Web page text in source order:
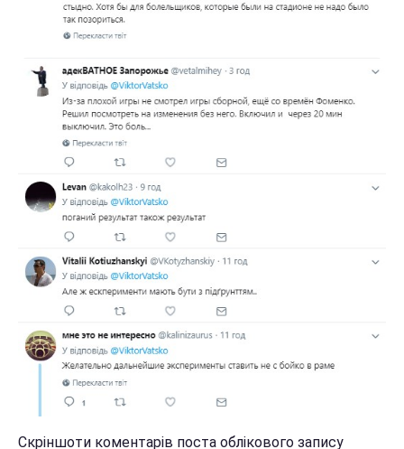
Скріншоти коментарів поста облікового запису